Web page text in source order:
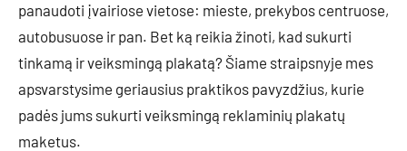
panaudoti įvairiose vietose: mieste, prekybos centruose,
autobusuose ir pan. Bet ką reikia žinoti, kad sukurti
tinkamą ir veiksmingą plakatą? Šiame straipsnyje mes
apsvarstysime geriausius praktikos pavyzdžius, kurie
padės jums sukurti veiksmingą reklaminių plakatų
maketus.